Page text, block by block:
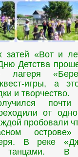
затей «Вот и
Детства
лагеря
игры, а
и творчество.
почти
от
пробовали
острове»
В реке
танцами. В